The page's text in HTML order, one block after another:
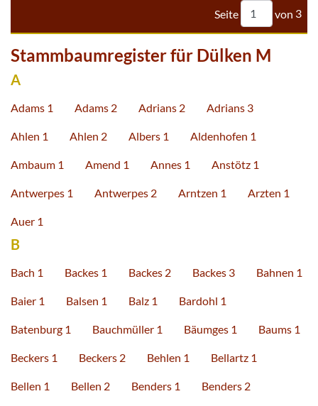
Seite von 3
Stammbaumregister für Dülken M
A
Adams 1 Adams 2 Adrians 2 Adrians 3
Ahlen 1 Ahlen 2 Albers 1 Aldenhofen 1
Ambaum 1 Amend 1 Annes 1 Anstötz 1
Antwerpes 1 Antwerpes 2 Arntzen 1 Arzten 1
Auer 1
B
Bach 1 Backes 1 Backes 2 Backes 3 Bahnen 1
Baier 1 Balsen 1 Balz 1 Bardohl 1
Batenburg 1 Bauchmüller 1 Bäumges 1 Baums 1
Beckers 1 Beckers 2 Behlen 1 Bellartz 1
Bellen 1 Bellen 2 Benders 1 Benders 2